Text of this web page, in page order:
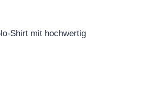
Shirt mit hochwertig